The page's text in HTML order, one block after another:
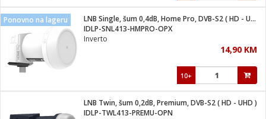
kafu
program
materijal
zraka
Ponovno na lageru
LNB Single, šum 0,4dB, Home Pro, DVB-S2 ( HD - UHD )
IDLP-SNL413-HMPRO-OPX
Inverto
14,90 KM
10+
LNB Twin, šum 0,2dB, Premium, DVB-S2 ( HD - UHD )
IDLP-TWL413-PREMU-OPN